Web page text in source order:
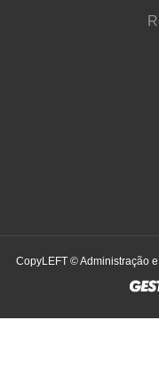
CopyLEFT © Administração